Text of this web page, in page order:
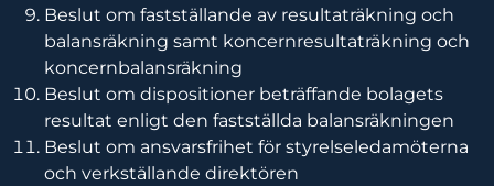
Beslut om fastställande av resultaträkning och
balansräkning samt koncernresultaträkning och
koncernbalansräkning
Beslut om dispositioner beträffande bolagets
resultat enligt den fastställda balansräkningen
Beslut om ansvarsfrihet för styrelseledamöterna
och verkställande direktören